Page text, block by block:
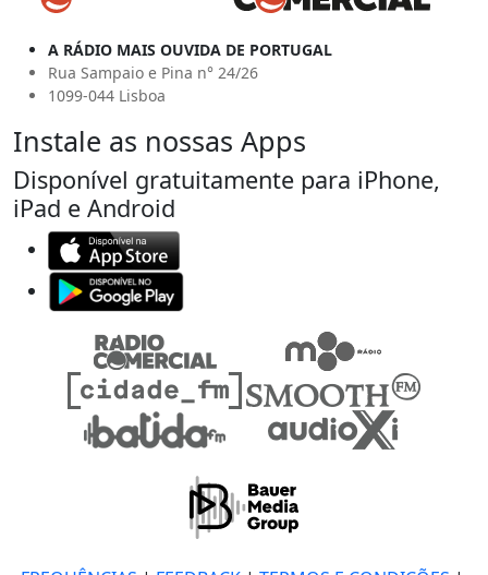
A RÁDIO MAIS OUVIDA DE PORTUGAL
Rua Sampaio e Pina n° 24/26
1099-044 Lisboa
Instale as nossas Apps
Disponível gratuitamente para iPhone,
iPad e Android